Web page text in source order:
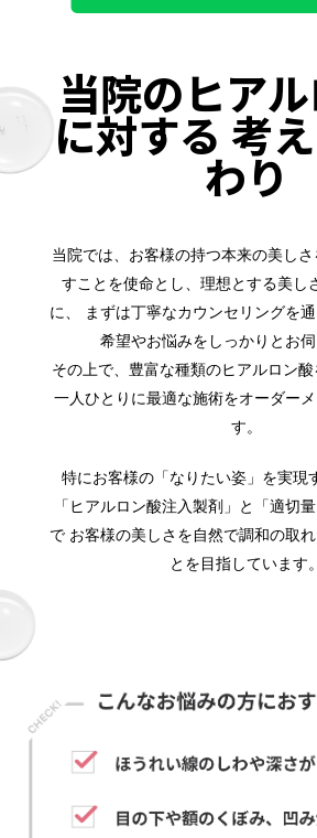
当院のヒア
に対する 考
わり
当院では、お客様の持つ本来の美し
すことを使命とし、理想とする美し
に、 まずは丁寧なカウンセリングを
希望やお悩みをしっかりとお伺
その上で、豊富な種類のヒアルロン
一人ひとりに最適な施術をオーダー
す。
特にお客様の「なりたい姿」を実現
「ヒアルロン酸注入製剤」と「適切
で お客様の美しさを自然で調和の取
とを目指しています。